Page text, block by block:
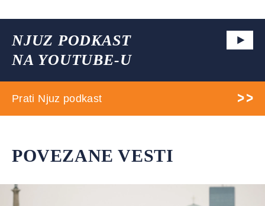
NJUZ PODKAST
NA YOUTUBE-U
Prati Njuz podkast
POVEZANE VESTI